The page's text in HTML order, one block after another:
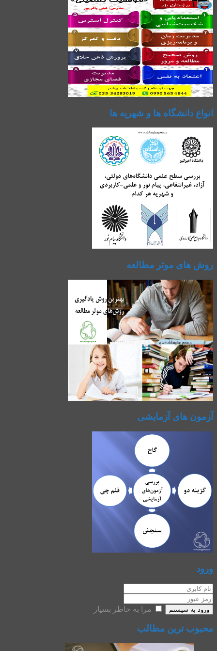
انواع دانشگاه ها و شهریه ها
روش های موثر مطالعه
آزمون های آزمایشی
ورود
ورود به سیستم مرا به خاطر بسپار
محبوب ترین مطالب